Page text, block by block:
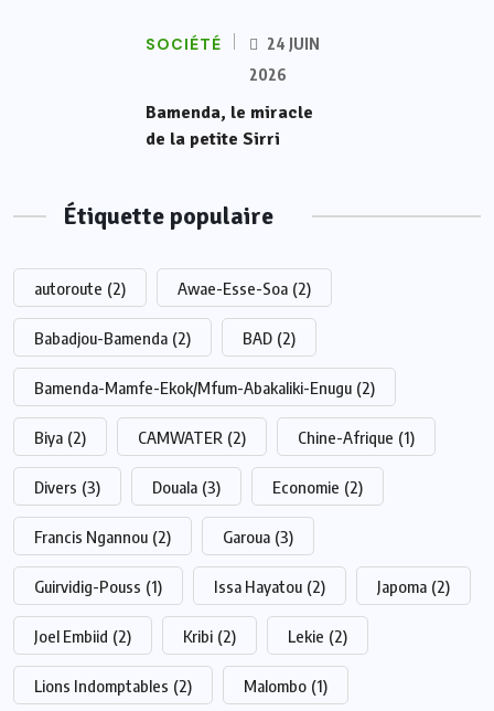
SOCIÉTÉ
24 JUIN
2026
Bamenda, le miracle
de la petite Sirri
Étiquette populaire
autoroute (2) Awae-Esse-Soa (2)
Babadjou-Bamenda (2) BAD (2)
Bamenda-Mamfe-Ekok/Mfum-Abakaliki-Enugu (2)
Biya (2) CAMWATER (2) Chine-Afrique (1)
Divers (3) Douala (3) Economie (2)
Francis Ngannou (2) Garoua (3)
Guirvidig-Pouss (1) Issa Hayatou (2) Japoma (2)
Joel Embiid (2) Kribi (2) Lekie (2)
Lions Indomptables (2) Malombo (1)